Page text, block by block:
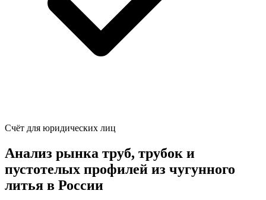
Счёт для юридических лиц
Анализ рынка труб, трубок и
пустотелых профилей из чугунного
литья в России